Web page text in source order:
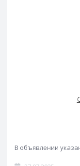
В объявлении